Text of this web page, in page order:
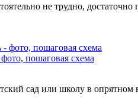
не трудно,
пошаговая схема
сад или школу в